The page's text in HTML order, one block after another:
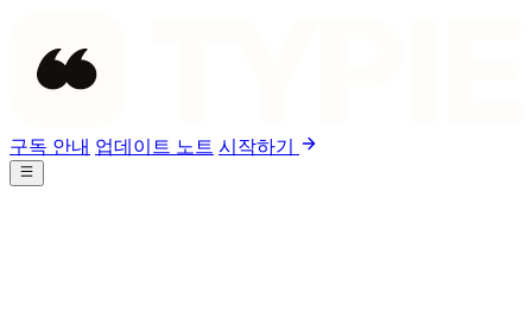
구독 안내 업데이트 노트 시작하기